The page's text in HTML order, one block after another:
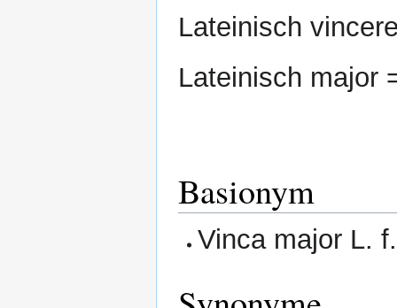
Lateinisch
Lateinisch major
Basionym
Vinca major L.